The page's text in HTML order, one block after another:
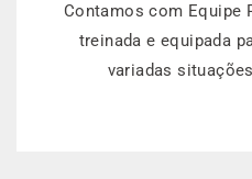
Contamos com Equipe
treinada e equipada
variadas